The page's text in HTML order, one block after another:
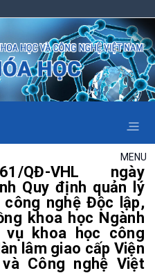
MENU
QĐ-VHL ngày
Quy định quản lý
nghệ Độc lập,
khoa học Ngành
khoa học công
lâm giao cấp Viện
Công nghệ Việt